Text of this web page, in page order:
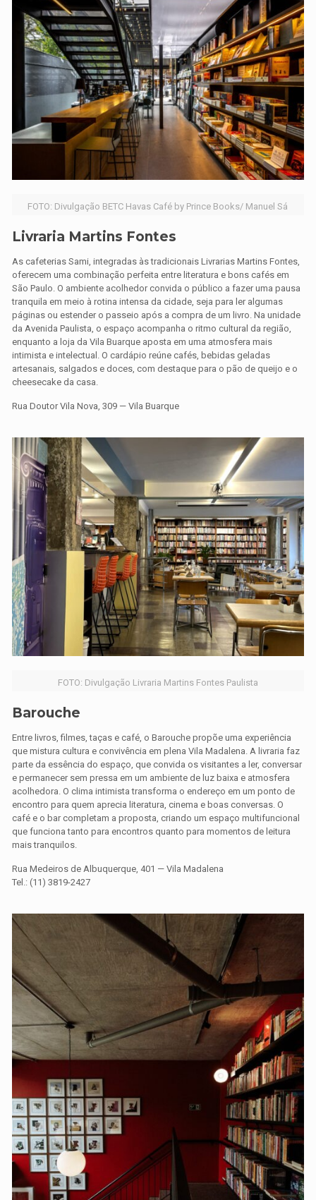
FOTO: Divulgação BETC Havas Café by Prince Books/ Manuel Sá
Livraria Martins Fontes
As cafeterias Sami, integradas às tradicionais Livrarias Martins Fontes,
oferecem uma combinação perfeita entre literatura e bons cafés em
São Paulo. O ambiente acolhedor convida o público a fazer uma pausa
tranquila em meio à rotina intensa da cidade, seja para ler algumas
páginas ou estender o passeio após a compra de um livro. Na unidade
da Avenida Paulista, o espaço acompanha o ritmo cultural da região,
enquanto a loja da Vila Buarque aposta em uma atmosfera mais
intimista e intelectual. O cardápio reúne cafés, bebidas geladas
artesanais, salgados e doces, com destaque para o pão de queijo e o
cheesecake da casa.
Rua Doutor Vila Nova, 309 — Vila Buarque
FOTO: Divulgação Livraria Martins Fontes Paulista
Barouche
Entre livros, filmes, taças e café, o Barouche propõe uma experiência
que mistura cultura e convivência em plena Vila Madalena. A livraria faz
parte da essência do espaço, que convida os visitantes a ler, conversar
e permanecer sem pressa em um ambiente de luz baixa e atmosfera
acolhedora. O clima intimista transforma o endereço em um ponto de
encontro para quem aprecia literatura, cinema e boas conversas. O
café e o bar completam a proposta, criando um espaço multifuncional
que funciona tanto para encontros quanto para momentos de leitura
mais tranquilos.
Rua Medeiros de Albuquerque, 401 — Vila Madalena
Tel.: (11) 3819-2427